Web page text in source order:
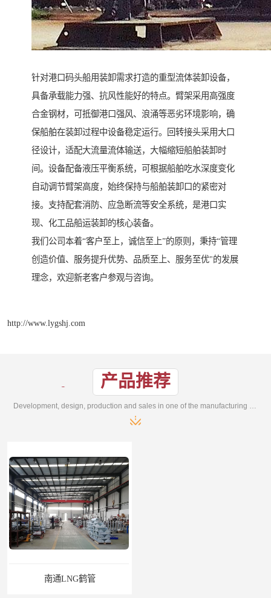
针对港口码头船用装卸需求打造的重型流体装卸设备，
具备承载能力强、抗风性能好的特点。臂架采用高强度
合金钢材，可抵御港口强风、浪涌等恶劣环境影响，确
保船舶在装卸过程中设备稳定运行。回转接头采用大口
径设计，适配大流量流体输送，大幅缩短船舶装卸时
间。设备配备液压平衡系统，可根据船舶吃水深度变化
自动调节臂架高度，始终保持与船舶装卸口的紧密对
接。支持配套消防、应急断流等安全系统，是港口实
现、化工品船运装卸的核心装备。
我们公司本着“客户至上，诚信至上”的原则，秉持“管理
创造价值、服务提升优势、品质至上、服务至优"的发展
理念，欢迎新老客户参观与咨询。
http://www.lygshj.com
产品推荐
南通LNG鹤管